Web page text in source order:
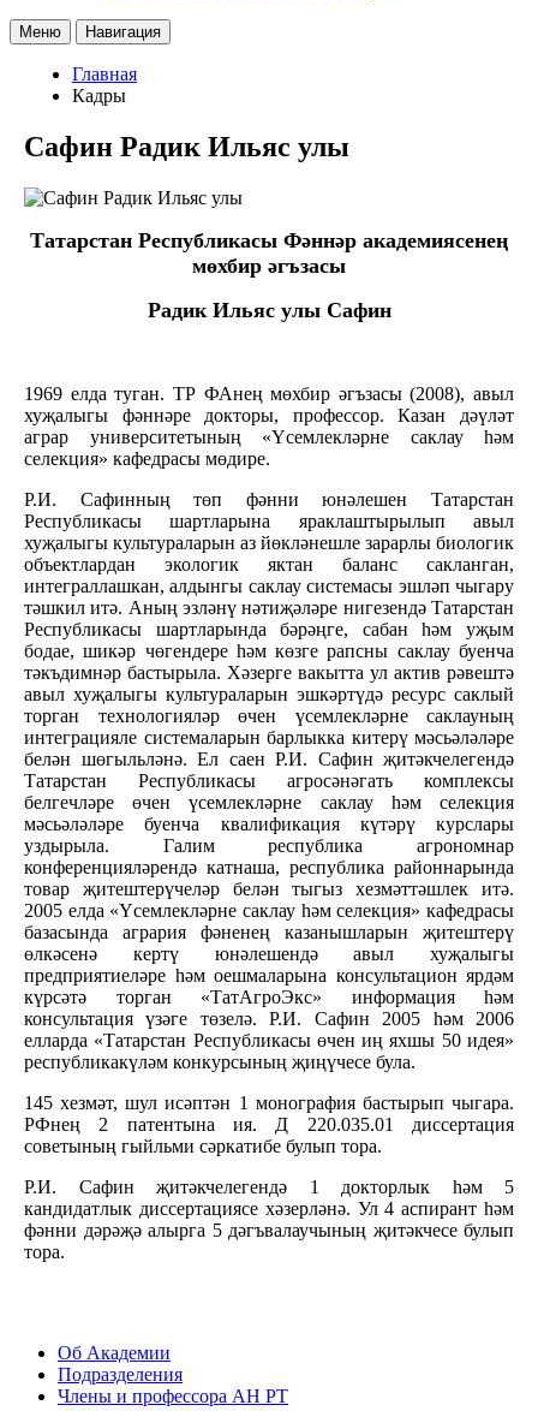
Меню Навигация
Главная
Кадры
Сафин Радик Ильяс улы
Татарстан Республикасы Фәннәр академиясенең
мөхбир әгъзасы
Радик Ильяс улы Сафин
1969 елда туган. ТР ФАнең мөхбир әгъзасы (2008), авыл
хуҗалыгы фәннәре докторы, профессор. Казан дәүләт
аграр университетының «Үсемлекләрне саклау һәм
селекция» кафедрасы мөдире.
Р.И. Сафинның төп фәнни юнәлешен Татарстан
Республикасы шартларына яраклаштырылып авыл
хуҗалыгы культураларын аз йөкләнешле зарарлы биологик
объектлардан экологик яктан баланс сакланган,
интеграллашкан, алдынгы саклау системасы эшләп чыгару
тәшкил итә. Аның эзләнү нәтиҗәләре нигезендә Татарстан
Республикасы шартларында бәрәңге, сабан һәм уҗым
бодае, шикәр чөгендере һәм көзге рапсны саклау буенча
тәкъдимнәр бастырыла. Хәзерге вакытта ул актив рәвештә
авыл хуҗалыгы культураларын эшкәртүдә ресурс саклый
торган технологияләр өчен үсемлекләрне саклауның
интеграцияле системаларын барлыкка китерү мәсьәләләре
белән шөгыльләнә. Ел саен Р.И. Сафин җитәкчелегендә
Татарстан Республикасы агросәнәгать комплексы
белгечләре өчен үсемлекләрне саклау һәм селекция
мәсьәләләре буенча квалификация күтәрү курслары
уздырыла. Галим республика агрономнар
конференцияләрендә катнаша, республика районнарында
товар җитештерүчеләр белән тыгыз хезмәттәшлек итә.
2005 елда «Үсемлекләрне саклау һәм селекция» кафедрасы
базасында агрария фәненең казанышларын җитештерү
өлкәсенә кертү юнәлешендә авыл хуҗалыгы
предприятиеләре һәм оешмаларына консультацион ярдәм
күрсәтә торган «ТатАгроЭкс» информация һәм
консультация үзәге төзелә. Р.И. Сафин 2005 һәм 2006
елларда «Татарстан Республикасы өчен иң яхшы 50 идея»
республикакүләм конкурсының җиңүчесе була.
145 хезмәт, шул исәптән 1 монография бастырып чыгара.
РФнең 2 патентына ия. Д 220.035.01 диссертация
советының гыйльми сәркатибе булып тора.
Р.И. Сафин җитәкчелегендә 1 докторлык һәм 5
кандидатлык диссертациясе хәзерләнә. Ул 4 аспирант һәм
фәнни дәрәҗә алырга 5 дәгъвалаучының җитәкчесе булып
тора.
Об Академии
Подразделения
Члены и профессора АН РТ